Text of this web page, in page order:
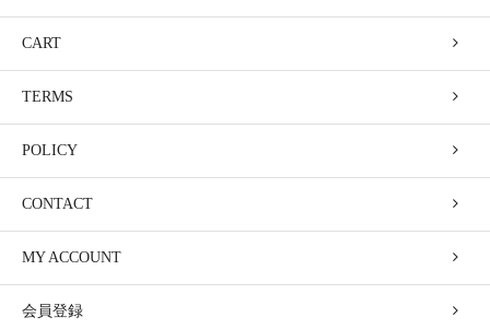
CART
TERMS
POLICY
CONTACT
MY ACCOUNT
会員登録